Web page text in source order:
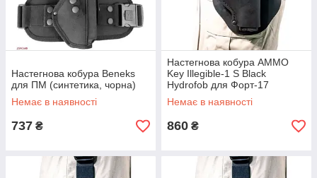
Настегнова кобура Beneks
для ПМ (синтетика, чорна)
Немає в наявності
737 ₴
Настегнова кобура AMMO
Key Illegible-1 S Black
Hydrofob для Форт-17
Немає в наявності
860 ₴